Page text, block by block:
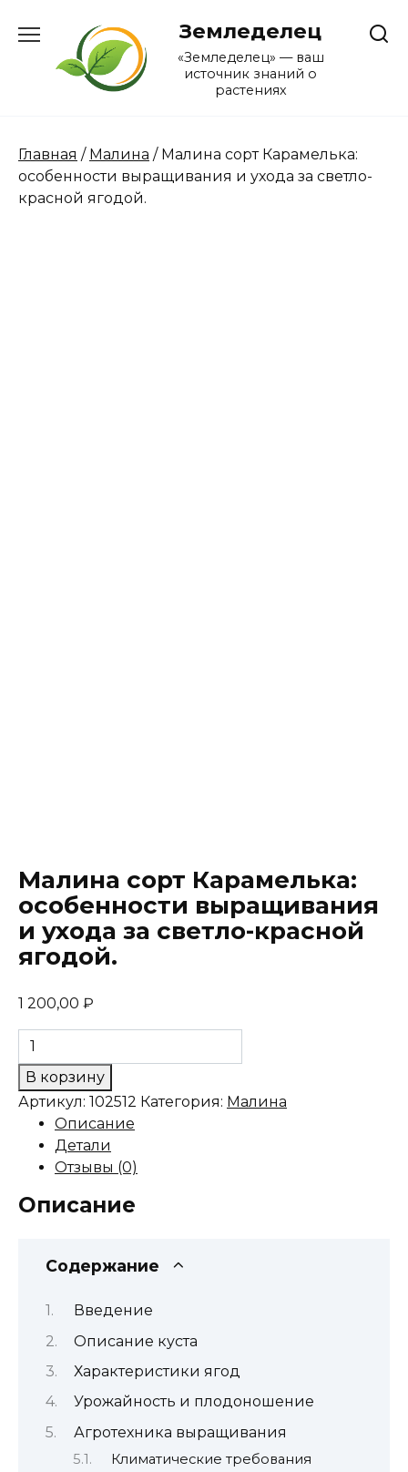
содержанию
Земледелец
«Земледелец» — ваш
источник знаний о
растениях
Главная / Малина / Малина сорт Карамелька:
особенности выращивания и ухода за светло-
красной ягодой.
Малина сорт Карамелька:
особенности выращивания
и ухода за светло-красной
ягодой.
1 200,00 ₽
Количество
товара
Малина
сорт
Карамелька:
особенности
выращивания
ухода
светло-
красной
ягодой.
В корзину
Артикул: 102512 Категория: Малина
Описание
Детали
Отзывы (0)
Описание
Содержание
Введение
Описание куста
Характеристики ягод
Урожайность и плодоношение
Агротехника выращивания
Климатические требования